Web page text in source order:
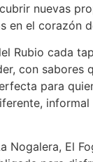
nuevas
en el corazón
Rubio cada
con sabores
para
Nogalera, El